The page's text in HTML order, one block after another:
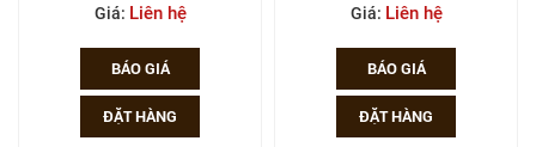
Giá: Liên hệ
BÁO GIÁ
ĐẶT HÀNG
Giá: Liên hệ
BÁO GIÁ
ĐẶT HÀNG